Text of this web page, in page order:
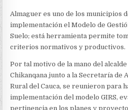
Almaguer es uno de los municipios
implementación el Modelo de
Suelo; está herramienta permite
criterios normativos y productivos.
Por tal motivo de la mano del
Chikanqana junto a la Secretaría
Rural del Cauca, se reunieron para
implementación del modelo GIRS,
pertinencia en los planes y